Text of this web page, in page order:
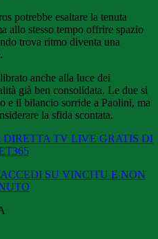
potrebbe esaltare la tenuta
allo stesso tempo offrire spazio
trova ritmo diventa una
anche alla luce dei
già ben consolidata. Le due si
e il bilancio sorride a Paolini, ma
la sfida scontata.
TV LIVE GRATIS DI
SU VINCITU E NON